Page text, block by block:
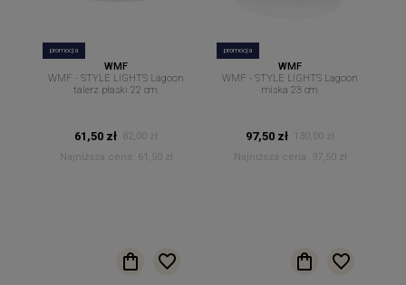
promocja
WMF
WMF - STYLE LIGHTS Lagoon
talerz płaski 22 cm.
61,50 zł 82,00 zł
Najniższa cena:
61,50 zł
promocja
WMF
WMF - STYLE LIGHTS Lagoon
miska 23 cm.
97,50 zł
130,00 zł
Najniższa cena:
97,50 zł